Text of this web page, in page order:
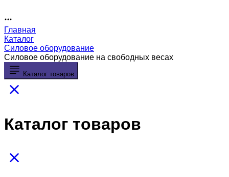
Главная
Каталог
Силовое оборудование
Силовое оборудование на свободных весах
Каталог товаров
Каталог товаров